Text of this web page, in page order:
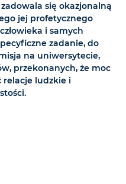
się okazjonalną
jej profetycznego
i samych
zadanie, do
na uniwersytecie,
przekonanych, że moc
relacje ludzkie i